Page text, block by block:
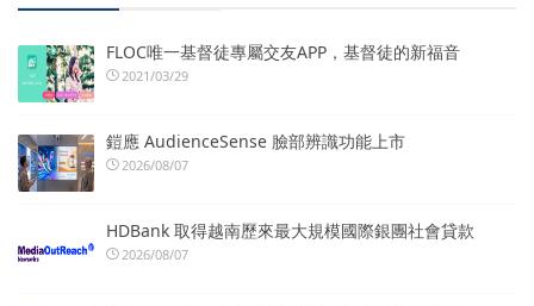
FLOC唯一基督徒專屬交友APP，基督徒的新福音
2021/03/29
鎧應 AudienceSense 臉部辨識功能上市
2026/08/07
HDBank 取得越南歷來最大規模國際銀團社會貸款
2026/08/07